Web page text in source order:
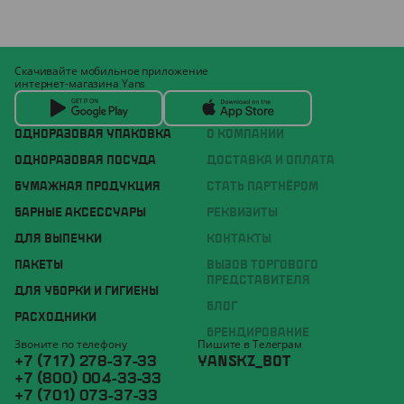
ОДНОРАЗОВАЯ УПАКОВКА
ОДНОРАЗОВАЯ ПОСУДА
БУМАЖНАЯ ПРОДУКЦИЯ
БАРНЫЕ АКСЕССУАРЫ
ДЛЯ ВЫПЕЧКИ
ПАКЕТЫ
ДЛЯ УБОРКИ И ГИГИЕНЫ
РАСХОДНИКИ
О КОМПАНИИ
ДОСТАВКА И ОПЛАТА
СТАТЬ ПАРТНЁРОМ
РЕКВИЗИТЫ
КОНТАКТЫ
ВЫЗОВ ТОРГОВОГО
ПРЕДСТАВИТЕЛЯ
БЛОГ
БРЕНДИРОВАНИЕ
Скачивайте мобильное приложение
интернет-магазина Yans
Звоните по телефону
+7 (717) 278-37-33
+7 (800) 004-33-33
+7 (701) 073-37-33
Пишите в Телеграм
YANSKZ_BOT